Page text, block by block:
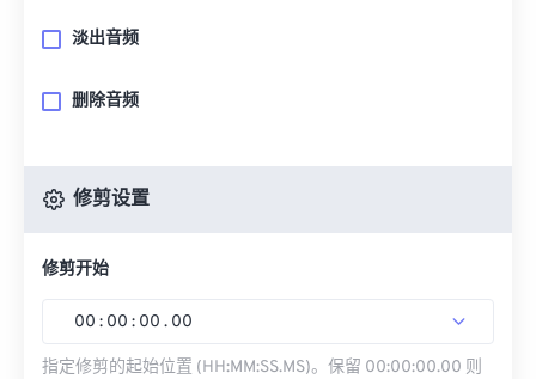
淡出音频
删除音频
修剪设置
修剪开始
00 : 00 : 00 . 00
指定修剪的起始位置 (HH:MM:SS.MS)。保留 00:00:00.00 则